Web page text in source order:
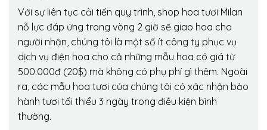
Với sự liên tục cải tiến quy trình, shop hoa tươi Milan
nỗ lực đáp ứng trong vòng 2 giờ sẽ giao hoa cho
người nhận, chúng tôi là một số ít công ty phục vụ
dịch vụ điện hoa cho cả những mẫu hoa có giá từ
500.000đ (20$) mà không có phụ phí gì thêm. Ngoài
ra, các mẫu hoa tươi của chúng tôi có xác nhận bảo
hành tươi tối thiểu 3 ngày trong điều kiện bình
thường.